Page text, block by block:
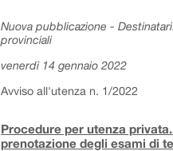
Nuova pubblicazione -
provinciali
venerdì 14 gennaio 2022
Avviso all'utenza n. 1/2022
Procedure per utenza
prenotazione degli esami di